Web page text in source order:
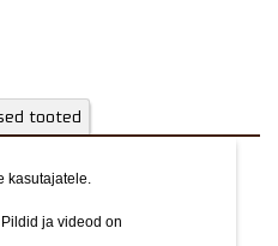
tooted
kasutajatele.
Pildid ja videod on